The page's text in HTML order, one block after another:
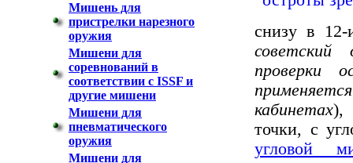
Мишень для
пристрелки нарезного
оружия
Мишени для
соревнований в
соответствии с ISSF и
другие мишени
Мишени для
пневматического
оружия
Мишени для
снизу в 12-
советский
проверки
кабинетах),
точки, с
угловой